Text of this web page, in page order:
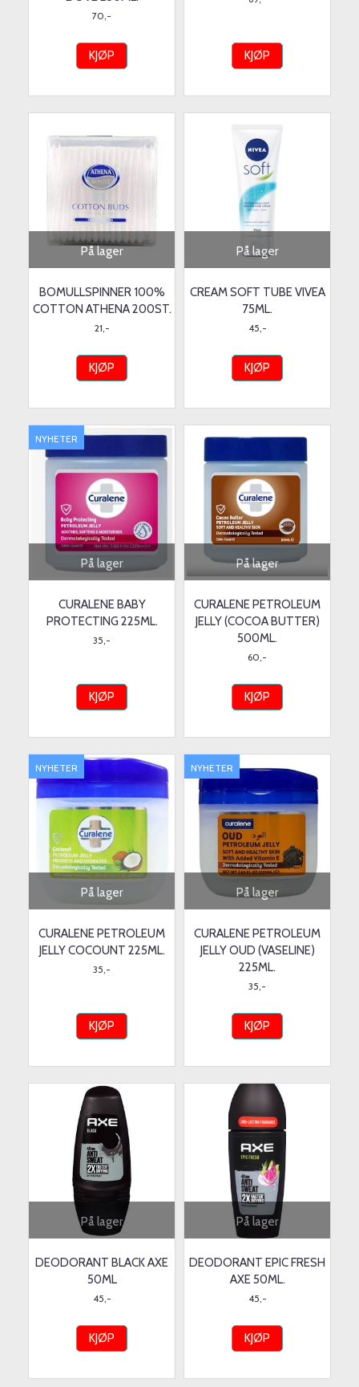
70,-
KJØP KJØP
På lager
BOMULLSPINNER 100%
COTTON ATHENA 200ST.
21,-
KJØP
På lager
CREAM SOFT TUBE VIVEA
75ML.
45,-
KJØP
På lager
NYHETER
CURALENE BABY
PROTECTING 225ML.
35,-
KJØP
På lager
CURALENE PETROLEUM
JELLY (COCOA BUTTER)
500ML.
60,-
KJØP
På lager
NYHETER
CURALENE PETROLEUM
JELLY COCOUNT 225ML.
35,-
KJØP
På lager
NYHETER
CURALENE PETROLEUM
JELLY OUD (VASELINE)
225ML.
35,-
KJØP
På lager
DEODORANT BLACK AXE
50ML
45,-
KJØP
På lager
DEODORANT EPIC FRESH
AXE 50ML.
45,-
KJØP